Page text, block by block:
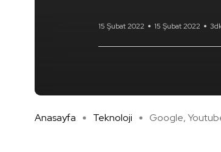
15 Şubat 2022 15 Şubat 2022
Anasayfa Teknoloji Google,